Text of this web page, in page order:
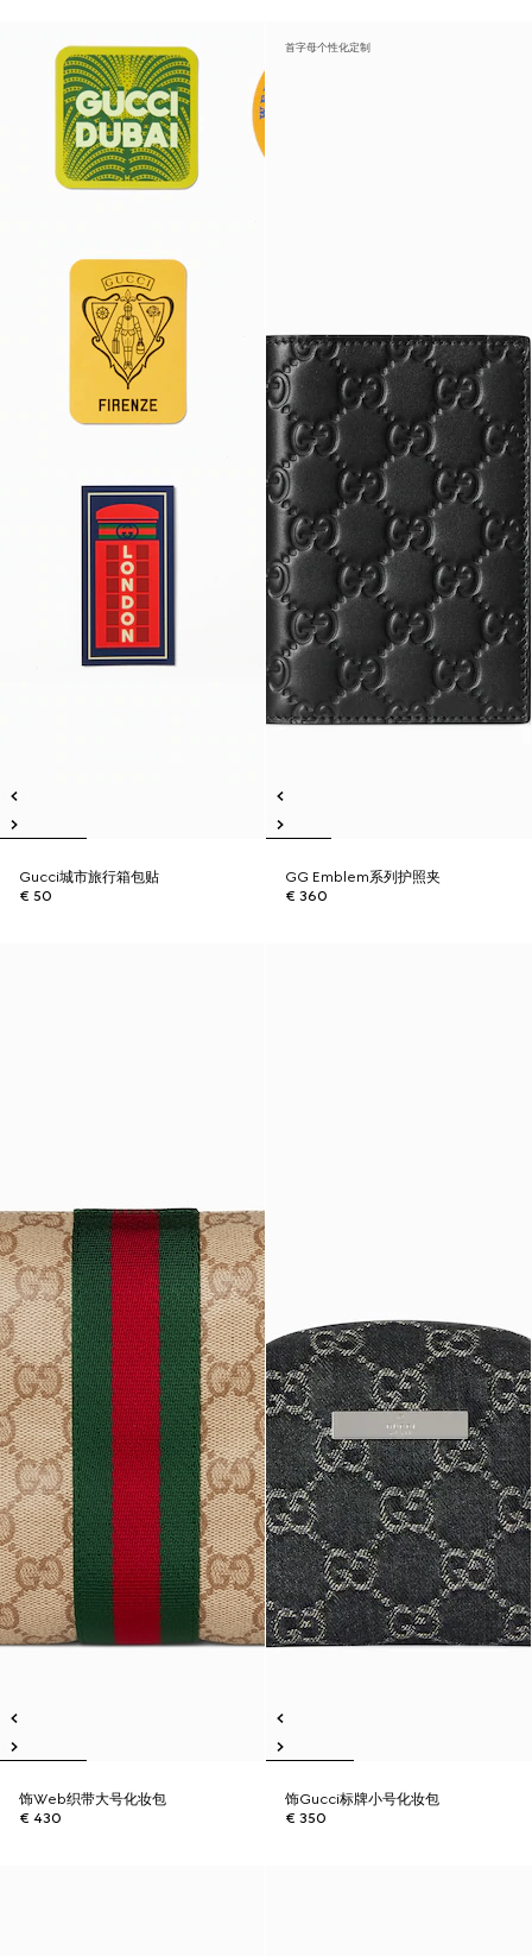
Gucci城市旅行箱包贴
€ 50
首字母个性化定制
GG Emblem系列护照夹
€ 360
饰Web织带大号化妆包
€ 430
饰Gucci标牌小号化妆包
€ 350